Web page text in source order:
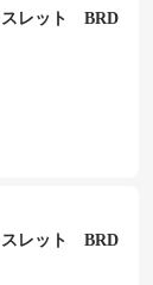
レット BRD
レット BRD